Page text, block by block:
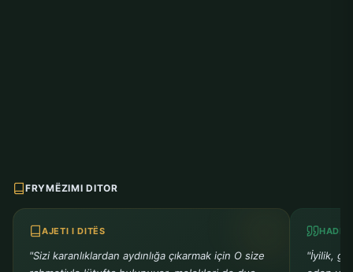
FRYMËZIMI DITOR
AJETI I DITËS
"Sizi karanlıklardan aydınlığa çıkarmak için O size
"İyilik,